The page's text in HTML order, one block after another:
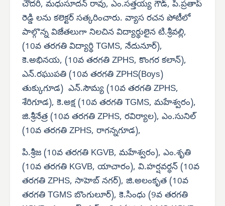
చౌదరి, మధుసూదన్ రావు, ఎం.సత్తయ్య గౌడ్, పి.ప్రతాప్
రెడ్డి లను కలెక్టర్ సత్కరించారు. వ్యాస రచన పోటీలో
పాల్గొన్న విజేతలుగా నిలచిన విద్యార్థులైన టి.శ్రీవల్లి,
(10వ తరగతి విద్యార్థి TGMS, నేదునూర్),
కె.అభినయ, (10వ తరగతి ZPHS, కొంగర కలాన్),
ఎన్.రఘుపతి (10వ తరగతి ZPHS(Boys)
తుక్కుగూడ) ఎన్.సౌమ్య (10వ తరగతి ZPHS,
శేరిగూడ), కె.అక్ష (10వ తరగతి TGMS, మహేశ్వరం),
జి.శ్రీనేత్ర (10వ తరగతి ZPHS, రవిర్యాల), ఎం.సునిల్
(10వ తరగతి ZPHS, రాగన్నగూడ),
పి.శ్రీజ (10వ తరగతి KGVB, మహేశ్వరం), ఎం.శృతి
(10వ తరగతి KGVB, యాచారం), వి.హర్షవర్ధన్ (10వ
తరగతి ZPHS, సాహెబ్ నగర్), జి.అలంకృత (10వ
తరగతి TGMS బొంగులూర్), కె.సింధు (9వ తరగతి